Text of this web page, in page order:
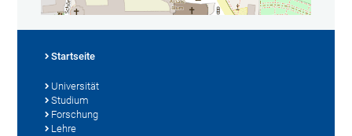
Startseite
Universität
Studium
Forschung
Lehre